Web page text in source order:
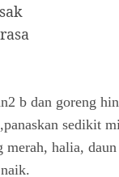
b dan goreng
sedikit
merah, halia, daun